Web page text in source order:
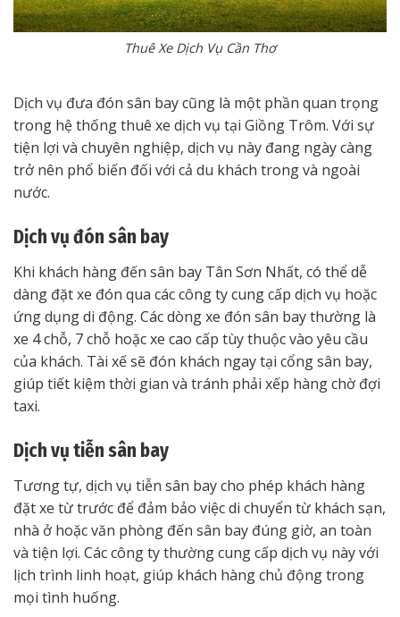
Thuê Xe Dịch Vụ Cần Thơ
Dịch vụ đưa đón sân bay cũng là một phần quan trọng
trong hệ thống thuê xe dịch vụ tại Giồng Trôm. Với sự
tiện lợi và chuyên nghiệp, dịch vụ này đang ngày càng
trở nên phổ biến đối với cả du khách trong và ngoài
nước.
Dịch vụ đón sân bay
Khi khách hàng đến sân bay Tân Sơn Nhất, có thể dễ
dàng đặt xe đón qua các công ty cung cấp dịch vụ hoặc
ứng dụng di động. Các dòng xe đón sân bay thường là
xe 4 chỗ, 7 chỗ hoặc xe cao cấp tùy thuộc vào yêu cầu
của khách. Tài xế sẽ đón khách ngay tại cổng sân bay,
giúp tiết kiệm thời gian và tránh phải xếp hàng chờ đợi
taxi.
Dịch vụ tiễn sân bay
Tương tự, dịch vụ tiễn sân bay cho phép khách hàng
đặt xe từ trước để đảm bảo việc di chuyển từ khách sạn,
nhà ở hoặc văn phòng đến sân bay đúng giờ, an toàn
và tiện lợi. Các công ty thường cung cấp dịch vụ này với
lịch trình linh hoạt, giúp khách hàng chủ động trong
mọi tình huống.